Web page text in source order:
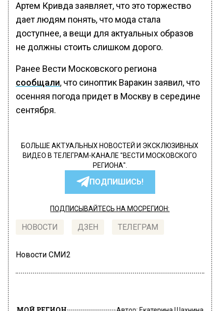
Артем Кривда заявляет, что это торжество
дает людям понять, что мода стала
доступнее, а вещи для актуальных образов
не должны стоить слишком дорого.
Ранее Вести Московского региона
сообщали, что синоптик Варакин заявил, что
осенняя погода придет в Москву в середине
сентября.
БОЛЬШЕ АКТУАЛЬНЫХ НОВОСТЕЙ И ЭКСКЛЮЗИВНЫХ
ВИДЕО В ТЕЛЕГРАМ-КАНАЛЕ "ВЕСТИ МОСКОВСКОГО
РЕГИОНА".
ПОДПИШИСЬ!
ПОДПИСЫВАЙТЕСЬ НА МОСРЕГИОН:
НОВОСТИ ДЗЕН ТЕЛЕГРАМ
Новости СМИ2
МОЙ РЕГИОН Автор: Екатерина Шахнина